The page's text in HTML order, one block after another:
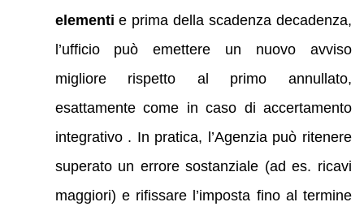
elementi e prima della scadenza decadenza,
l’ufficio può emettere un nuovo avviso
migliore rispetto al primo annullato,
esattamente come in caso di accertamento
integrativo . In pratica, l’Agenzia può ritenere
superato un errore sostanziale (ad es. ricavi
maggiori) e rifissare l’imposta fino al termine